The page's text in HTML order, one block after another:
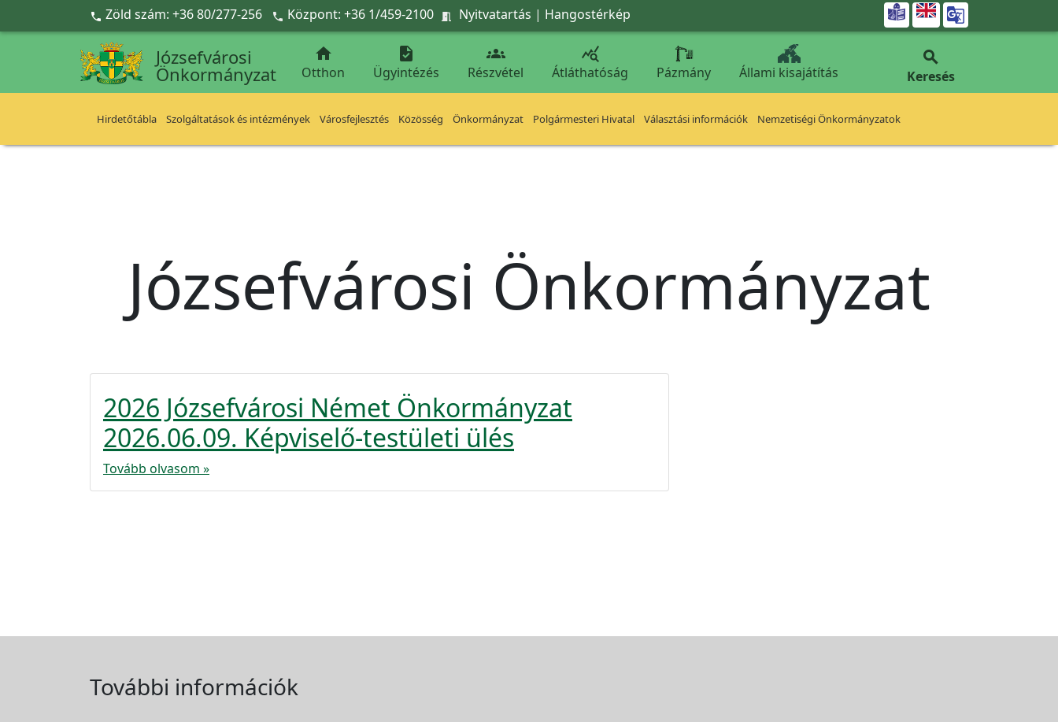
Ugrás a fő tartalomra
 Zöld szám: +36 80/277-256  Központ: +36 1/459-2100  Nyitvatartás | Hangostérkép 
Józsefvárosi
Önkormányzat

Otthon

Ügyintézés

Részvétel

Átláthatóság Pázmány Állami kisajátítás

Keresés
Hirdetőtábla Szolgáltatások és intézmények Városfejlesztés Közösség Önkormányzat Polgármesteri Hivatal Választási információk Nemzetiségi Önkormányzatok
Józsefvárosi Önkormányzat
2026 Józsefvárosi Német Önkormányzat
2026.06.09. Képviselő-testületi ülés
Tovább olvasom »
További információk